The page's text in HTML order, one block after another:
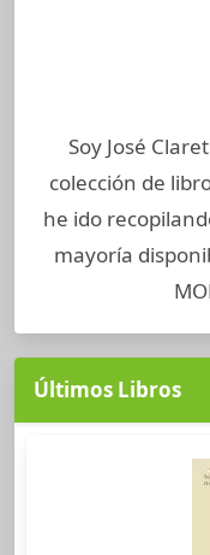
Soy José
colección de
he ido
mayoría
Últimos Libros